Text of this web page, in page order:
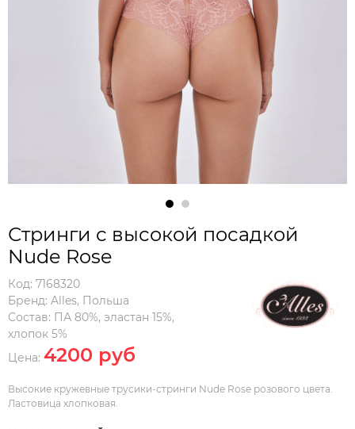
Стринги с высокой посадкой
Nude Rose
Код: 7168320
Бренд: Alles, Польша
Состав: ПА 80%, эластан 15%,
хлопок 5%
Цена: 4200 руб
Высокие кружевные трусики-стринги Nude Rose розового цвета.
Ластовица хлопковая.